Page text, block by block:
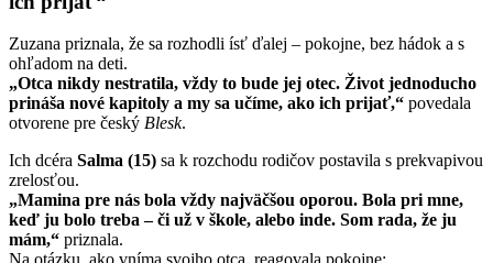
Zuzana priznala, že sa rozhodli ísť ďalej – pokojne, bez hádok a s
ohľadom na deti.
„Otca nikdy nestratila, vždy to bude jej otec. Život jednoducho
prináša nové kapitoly a my sa učíme, ako ich prijať,“ povedala
otvorene pre český Blesk.
Ich dcéra Salma (15) sa k rozchodu rodičov postavila s prekvapivou
zrelosťou.
„Mamina pre nás bola vždy najväčšou oporou. Bola pri mne,
keď ju bolo treba – či už v škole, alebo inde. Som rada, že ju
mám,“ priznala.